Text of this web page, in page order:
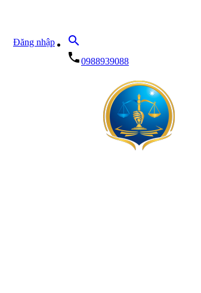
Đăng nhập
search
local_phone0988939088